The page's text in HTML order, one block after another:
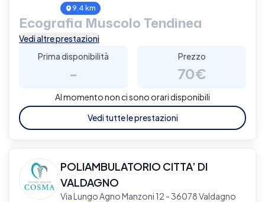
9.4 km
Ecografia Muscolo Tendinea
Vedi altre prestazioni
Prima disponibilità
-
Prezzo
70€
Al momento non ci sono orari disponibili
Vedi tutte le prestazioni
POLIAMBULATORIO CITTA’ DI
VALDAGNO
Via Lungo Agno Manzoni 12 - 36078 Valdagno